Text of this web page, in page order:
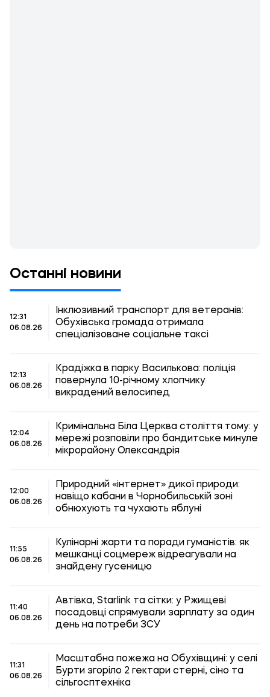
Останні новини
12:31
06.08.26
Інклюзивний транспорт для ветеранів:
Обухівська громада отримала
спеціалізоване соціальне таксі
12:13
06.08.26
Крадіжка в парку Василькова: поліція
повернула 10-річному хлопчику
викрадений велосипед
12:04
06.08.26
Кримінальна Біла Церква століття тому: у
мережі розповіли про бандитське минуле
мікрорайону Олександрія
12:00
06.08.26
Природний «інтернет» дикої природи:
навіщо кабани в Чорнобильській зоні
обнюхують та чухають яблуні
11:55
06.08.26
Кулінарні жарти та поради гуманістів: як
мешканці соцмереж відреагували на
знайдену гусеницю
11:40
06.08.26
Автівка, Starlink та сітки: у Ржищеві
посадовці спрямували зарплату за один
день на потреби ЗСУ
11:31
06.08.26
Масштабна пожежа на Обухівщині: у селі
Бурти згоріло 2 гектари стерні, сіно та
сільгосптехніка